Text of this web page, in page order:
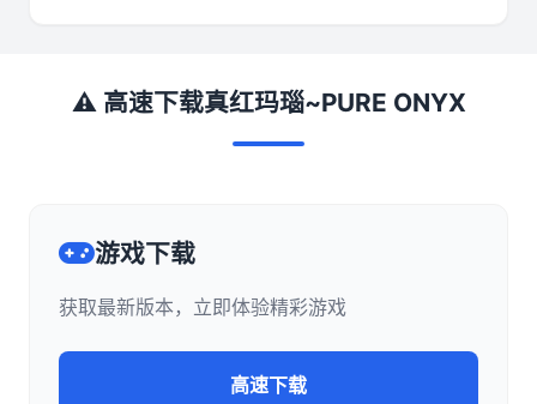
⚠️ 高速下载真红玛瑙~PURE ONYX
游戏下载
获取最新版本，立即体验精彩游戏
高速下载